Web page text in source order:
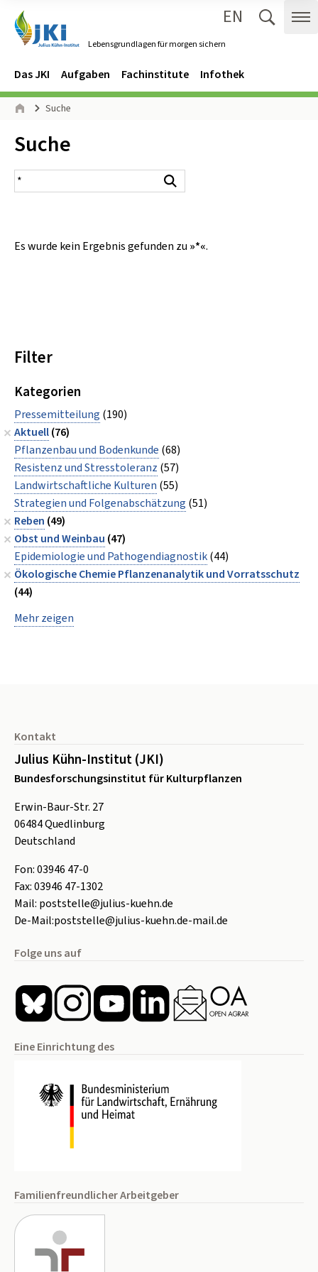
Lebensgrundlagen für morgen sichern
EN
Navigation
Hauptmenü
Das JKI Aufgaben Fachinstitute Infothek
Seitenpfad
Suche
Inhalt:
Suche
Suchergebnis
Es wurde kein Ergebnis gefunden zu »*«.
Filter
Kategorien
Pressemitteilung (190)
Aktuell(76)
Pflanzenbau und Bodenkunde (68)
Resistenz und Stresstoleranz (57)
Landwirtschaftliche Kulturen (55)
Strategien und Folgenabschätzung (51)
Reben (49)
Obst und Weinbau (47)
Epidemiologie und Pathogendiagnostik(44)
Ökologische Chemie Pflanzenanalytik und Vorratsschutz
(44)
Mehr zeigen
Kontakt
Julius Kühn-Institut (JKI)
Bundesforschungsinstitut für Kulturpflanzen
Erwin-Baur-Str. 27
06484Quedlinburg
Deutschland
Fon:03946 47-0
Fax:03946 47-1302
Mail: poststelle@julius-kuehn.de
De-Mail:poststelle@julius-kuehn.de-mail.de
Folge uns auf
Eine Einrichtung des
Familienfreundlicher Arbeitgeber